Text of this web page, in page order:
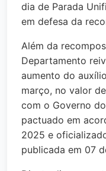
dia de Parada
em defesa da
Além da
Departamento
aumento do
março, no valor
com o Governo
pactuado em
2025 e
publicada em 07